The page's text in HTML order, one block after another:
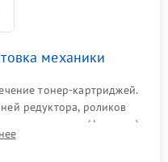
механики
тонер-картриджей.
редуктора, роликов
вала в печи (фьюзере).
на загрязнения.